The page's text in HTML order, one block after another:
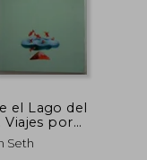
45%
dcto.
el Lago del
Viajes por
Tibet y
Seth